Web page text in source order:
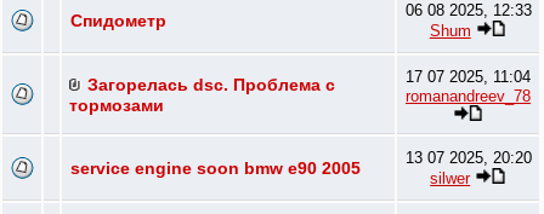
Спидометр
06 08 2025, 12:33
Shum
Загорелась dsc. Проблема с
тормозами
17 07 2025, 11:04
romanandreev_78
service engine soon bmw e90 2005
13 07 2025, 20:20
silwer